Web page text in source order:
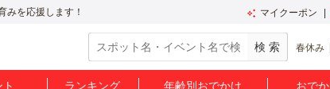
みを応援します！ マイクーポン
春休み
ランキング 年齢別おでかけ おで